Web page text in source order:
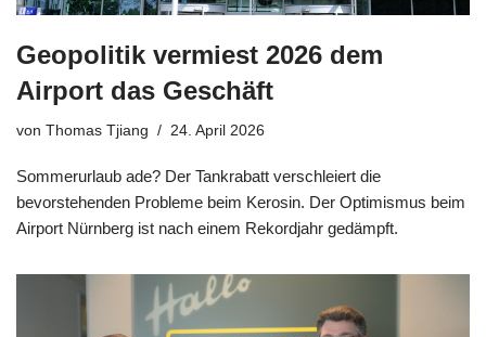
Geopolitik vermiest 2026 dem
Airport das Geschäft
von Thomas Tjiang 24. April 2026
Sommerurlaub ade? Der Tankrabatt verschleiert die
bevorstehenden Probleme beim Kerosin. Der Optimismus beim
Airport Nürnberg ist nach einem Rekordjahr gedämpft.